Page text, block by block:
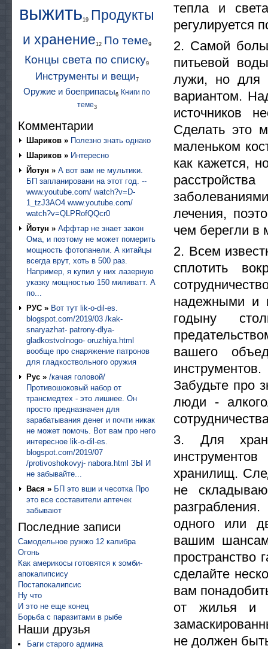
тепла и
регулируется
2. Самой
питьевой
лужи, но для
вариантом.
источников
Сделать это
маленьком
как кажется,
лечения,
чем берегли в
2. Всем
сплотить
надежными и
годыну
вашего
инструментов.
Забудьте про
люди -
3. Для
хранилищ.
не
одного или
вашим
пространство
сделайте
вам
от жилья и
не должен
выжить19 Продукты
и хранение12 По теме9
Концы света по списку9
Инструменты и вещи7
Оружие и боеприпасы6 Книги по
теме3
Комментарии
Шариков » Полезно знать однако
Шариков » Интересно
Йотун » А вот вам не мультики.
БП запланировани на этот год. --
www.youtube.com/ watch?v=D-
1_tzJ3AO4 www.youtube.com/
watch?v=QLPRofQQcr0
Йотун » Аффтар не знает закон
Ома, и поэтому не может померить
мощность фотопанели. А китайцы
всегда врут, хоть в 500 раз.
Например, я купил у них лазерную
указку мощностью 150 миливатт. А
по...
РУС » Вот тут lik-o-dil-es.
blogspot.com/2019/03 /kak-
snaryazhat- patrony-dlya-
gladkostvolnogo- oruzhiya.html
вообще про снаряжение патронов
для гладкоствольного оружия
Рус » /качая головой/
Противошоковый набор от
трансмедтех - это лишнее. Он
просто предназначен для
зарабатывания денег и почти никак
не может помочь. Вот вам про него
интересное lik-o-dil-es.
blogspot.com/2019/07
/protivoshokovyj- nabora.html ЗЫ И
не забывайте...
Вася » БП это вши и чесотка Про
это все составители аптечек
забывают
Последние записи
Самодельное ружжо 12 калибра
Огонь
Как америкосы готовятся к зомби-
апокалипсису
Постапокалипсис
Ну что
И это не еще конец
Борьба с паразитами в рыбе
Наши друзья
Баги старого админа